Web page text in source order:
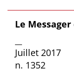
Le
Juillet 2017
n. 1352